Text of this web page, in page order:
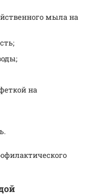
мыла на
на